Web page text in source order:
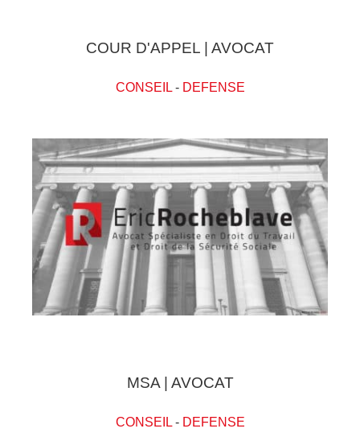
COUR D'APPEL | AVOCAT
CONSEIL- DEFENSE
MSA | AVOCAT
CONSEIL- DEFENSE